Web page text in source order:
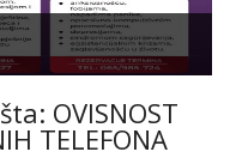
OVISNOST
TELEFONA